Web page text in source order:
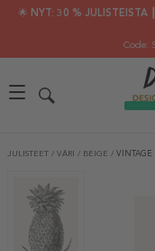
🌟 NYT: 30 % JULISTEISTA
Code:
JULISTEET / VÄRI / BEIGE / VINTAGE